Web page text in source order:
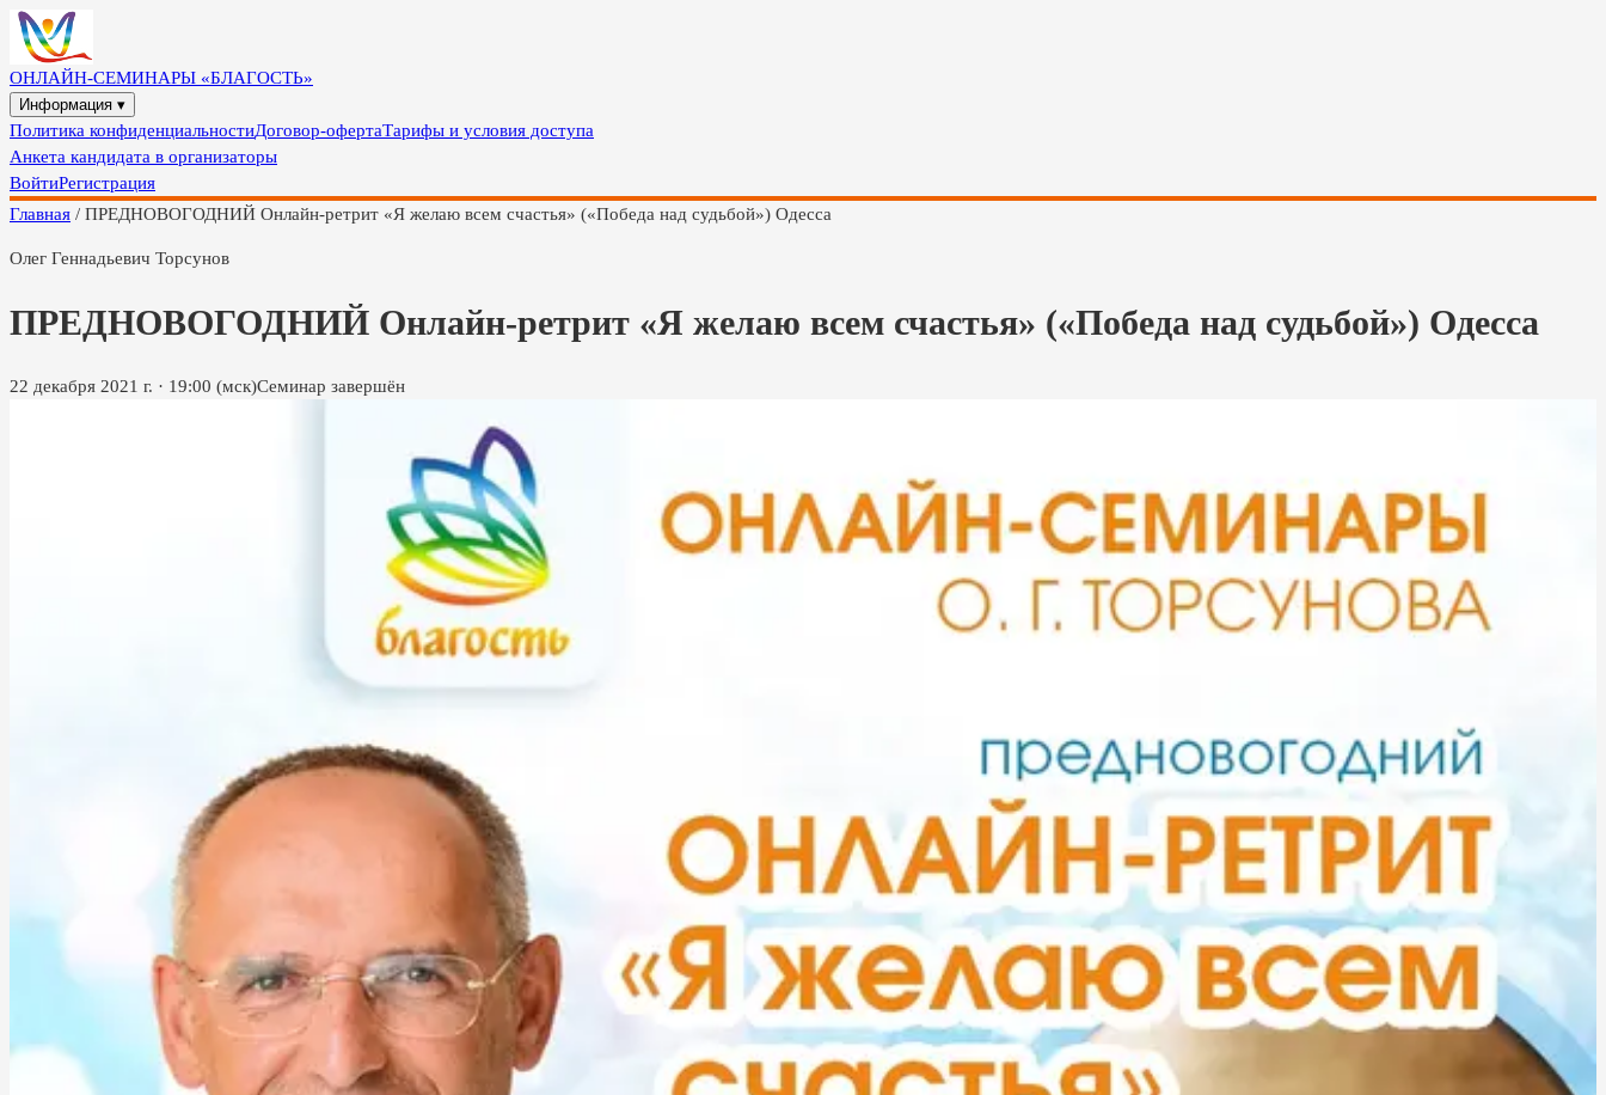
ОНЛАЙН-СЕМИНАРЫ «БЛАГОСТЬ»
Информация ▾
Политика конфиденциальностиДоговор-офертаТарифы и условия доступа
Анкета кандидата в организаторы
ВойтиРегистрация
Главная / ПРЕДНОВОГОДНИЙ Онлайн-ретрит «Я желаю всем счастья» («Победа над судьбой») Одесса
Олег Геннадьевич Торсунов
ПРЕДНОВОГОДНИЙ Онлайн-ретрит «Я желаю всем счастья» («Победа над судьбой») Одесса
22 декабря 2021 г. · 19:00 (мск)Семинар завершён